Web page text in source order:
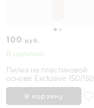
100 руб.
В наличии
Пилка на пластиковой
основе Exclusive 150/150
грит Bruar
В корзину